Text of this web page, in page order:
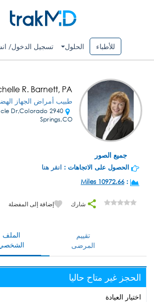
للأطباء الحلول تسجيل الدخول/
جميع الصور
R. Barnett, PA
طبيب أمراض الجهاز
Circle Dr,Colorado
Springs,CO
الحصول على الاتجاهات : انقر هنا
:
10972.66 Miles
شارك إضافة إلى المفضلة
الملف
تقييم
المرضى
الحجز غير متاح حاليا
اختيار العيادة